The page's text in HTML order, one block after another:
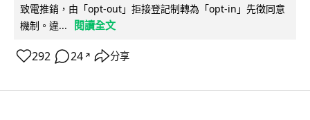
致電推銷，由「opt-out」拒接登記制轉為「opt-in」先徵同意
機制。違...
閱讀全文
292 24 ↗ 分享